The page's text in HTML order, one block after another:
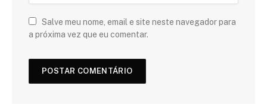
Salve meu nome, email e site neste navegador para
a próxima vez que eu comentar.